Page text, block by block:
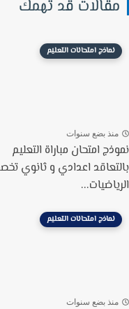
قد تهمك
نماذج امتحانات التعليم
بضع سنوات
امتحان مباراة التعليم
اعدادي و ثانوي تخصص
نماذج امتحانات التعليم
بضع سنوات